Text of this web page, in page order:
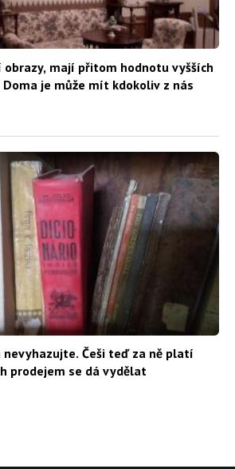
obrazy, mají přitom hodnotu vyšších
je může mít kdokoliv z nás
nevyhazujte. Češi teď za ně platí
prodejem se dá vydělat